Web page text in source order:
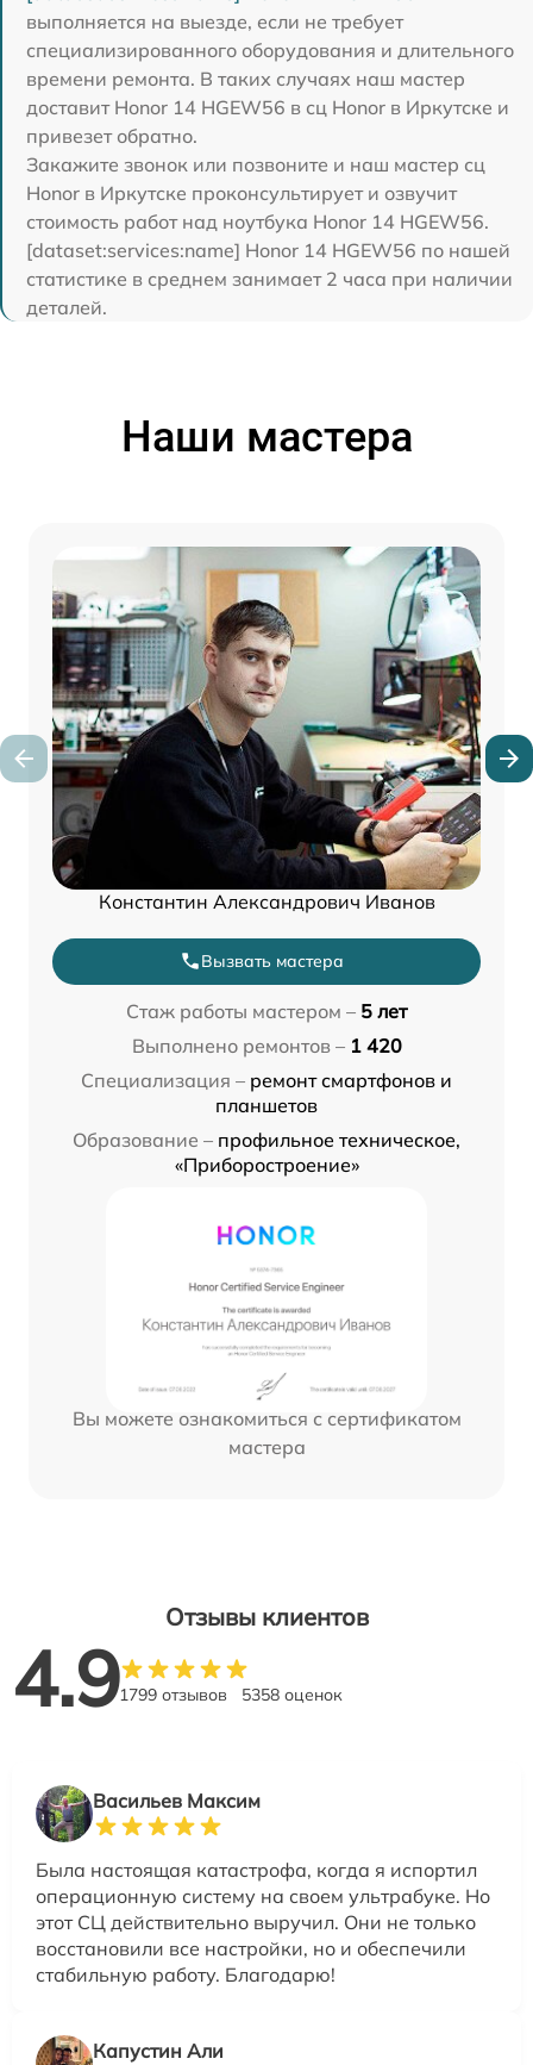
выполняется на выезде, если не требует
специализированного оборудования и длительного
времени ремонта. В таких случаях наш мастер
доставит Honor 14 HGEW56 в сц Honor в Иркутске и
привезет обратно.
Закажите звонок или позвоните и наш мастер сц
Honor в Иркутске проконсультирует и озвучит
стоимость работ над ноутбука Honor 14 HGEW56.
[dataset:services:name] Honor 14 HGEW56 по нашей
статистике в среднем занимает 2 часа при наличии
деталей.
Наши мастера
Константин Александрович Иванов
Вызвать мастера
Стаж работы мастером – 5 лет
Выполнено ремонтов – 1 420
Специализация – ремонт смартфонов и
планшетов
Образование – профильное техническое,
«Приборостроение»
Вы можете ознакомиться с сертификатом
мастера
Отзывы клиентов
4.91799 отзывов 5358 оценок
Васильев Максим
Была настоящая катастрофа, когда я испортил
операционную систему на своем ультрабуке. Но
этот СЦ действительно выручил. Они не только
восстановили все настройки, но и обеспечили
стабильную работу. Благодарю!
Капустин Али